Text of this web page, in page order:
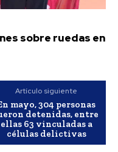
sobre ruedas en
Artículo siguiente
mayo, 304 personas
detenidas, entre
ellas 63 vinculadas a
células delictivas